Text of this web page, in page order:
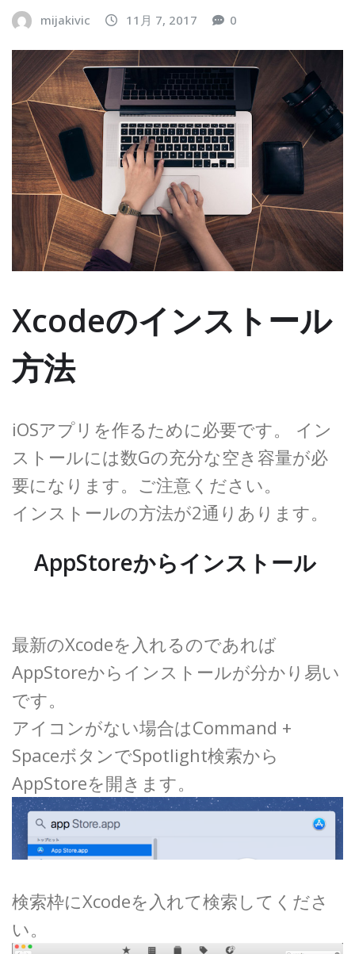
mijakivic 11月 7, 2017 0
Xcodeのインストール
方法
iOSアプリを作るために必要です。 イン
ストールには数Gの充分な空き容量が必
要になります。ご注意ください。
インストールの方法が2通りあります。
AppStoreからインストール
最新のXcodeを入れるのであれば
AppStoreからインストールが分かり易い
です。
アイコンがない場合はCommand +
SpaceボタンでSpotlight検索から
AppStoreを開きます。
検索枠にXcodeを入れて検索してくださ
い。